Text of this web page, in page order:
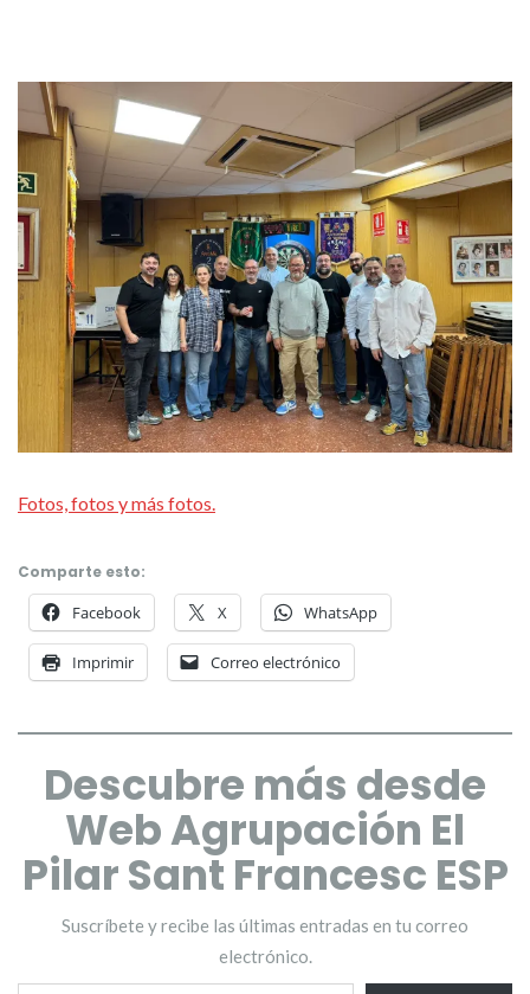
Fotos, fotos y más fotos.
Comparte esto:
Facebook X WhatsApp
Imprimir Correo electrónico
Descubre más desde
Web Agrupación El
Pilar Sant Francesc ESP
Suscríbete y recibe las últimas entradas en tu correo
electrónico.
Escribe tu correo electrónico…